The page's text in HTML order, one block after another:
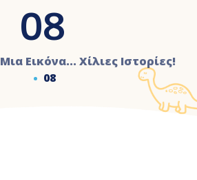
08
Μια Εικόνα... Χίλιες Ιστορίες!
08